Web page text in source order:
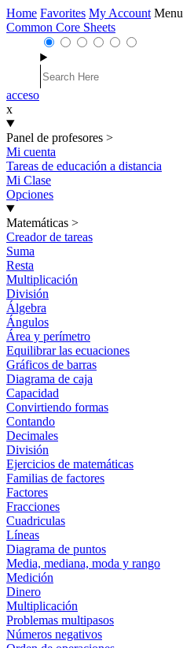
Home Favorites My Account Menu
Common Core Sheets
acceso
x
Panel de profesores >
Mi cuenta
Tareas de educación a distancia
Mi Clase
Opciones
Matemáticas >
Creador de tareas
Suma
Resta
Multiplicación
División
Álgebra
Ángulos
Área y perímetro
Equilibrar las ecuaciones
Gráficos de barras
Diagrama de caja
Capacidad
Convirtiendo formas
Contando
Decimales
División
Ejercicios de matemáticas
Familias de factores
Factores
Fracciones
Cuadriculas
Líneas
Diagrama de puntos
Media, mediana, moda y rango
Medición
Dinero
Multiplicación
Problemas multipasos
Números negativos